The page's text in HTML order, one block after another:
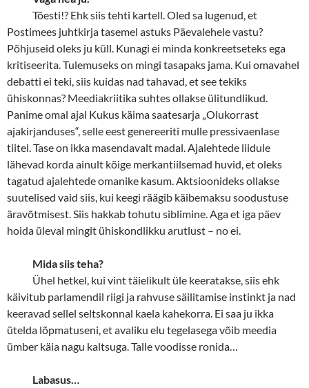
Tõesti!? Ehk siis tehti kartell. Oled sa lugenud, et
Postimees juhtkirja tasemel astuks Päevalehele vastu?
Põhjuseid oleks ju küll. Kunagi ei minda konkreetseteks ega
kritiseerita. Tulemuseks on mingi tasapaks jama. Kui omavahel
debatti ei teki, siis kuidas nad tahavad, et see tekiks
ühiskonnas? Meediakriitika suhtes ollakse ülitundlikud.
Panime omal ajal Kukus käima saatesarja „Olukorrast
ajakirjanduses“, selle eest genereeriti mulle pressivaenlase
tiitel. Tase on ikka masendavalt madal. Ajalehtede liidule
lähevad korda ainult kõige merkantiilsemad huvid, et oleks
tagatud ajalehtede omanike kasum. Aktsioonideks ollakse
suutelised vaid siis, kui keegi räägib käibemaksu soodustuse
äravõtmisest. Siis hakkab tohutu siblimine. Aga et iga päev
hoida üleval mingit ühiskondlikku arutlust – no ei.
Mida siis teha?
Ühel hetkel, kui vint täielikult üle keeratakse, siis ehk
käivitub parlamendil riigi ja rahvuse säilitamise instinkt ja nad
keeravad sellel seltskonnal kaela kahekorra. Ei saa ju ikka
ütelda lõpmatuseni, et avaliku elu tegelasega võib meedia
ümber käia nagu kaltsuga. Talle voodisse ronida…
Labasus…